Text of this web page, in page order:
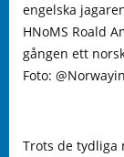
engelska
HNoMS Roald
gången ett
Foto:
Trots de tydliga